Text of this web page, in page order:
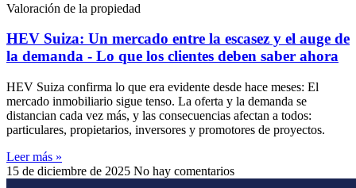
Valoración de la propiedad
HEV Suiza: Un mercado entre la escasez y el auge de
la demanda - Lo que los clientes deben saber ahora
HEV Suiza confirma lo que era evidente desde hace meses: El
mercado inmobiliario sigue tenso. La oferta y la demanda se
distancian cada vez más, y las consecuencias afectan a todos:
particulares, propietarios, inversores y promotores de proyectos.
Leer más »
15 de diciembre de 2025 No hay comentarios